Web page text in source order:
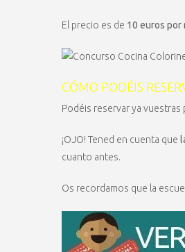
El precio es de 10 euros por
CÓMO PODÉIS
Podéis reservar ya vuestras
¡OJO! Tened en cuenta que
cuanto antes.
Os recordamos que la